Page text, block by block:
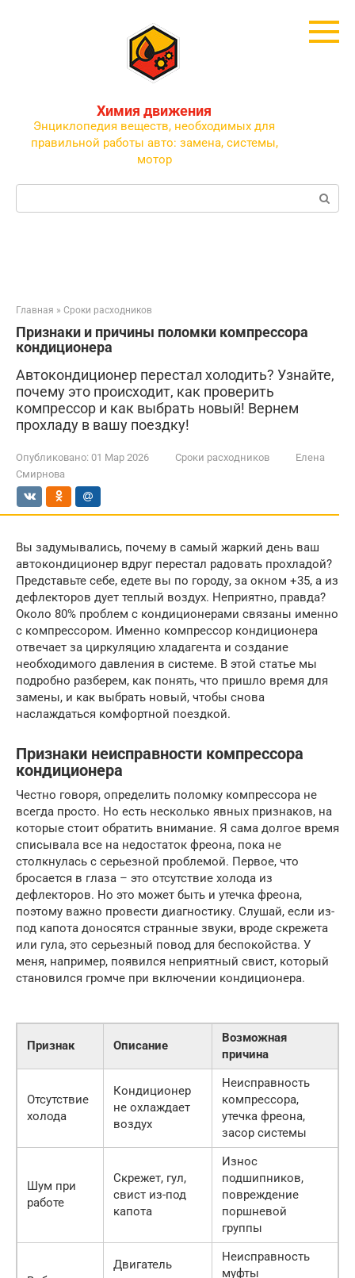
Химия движения
Энциклопедия веществ, необходимых для
правильной работы авто: замена, системы,
мотор
Поиск:
Главная » Сроки расходников
Признаки и причины поломки компрессора
кондиционера
Автокондиционер перестал холодить? Узнайте,
почему это происходит, как проверить
компрессор и как выбрать новый! Вернем
прохладу в вашу поездку!
Опубликовано: 01 Мар 2026 Сроки расходников
Елена
Смирнова
Вы задумывались, почему в самый жаркий день ваш
автокондиционер вдруг перестал радовать прохладой?
Представьте себе, едете вы по городу, за окном +35, а из
дефлекторов дует теплый воздух. Неприятно, правда?
Около 80% проблем с кондиционерами связаны именно
с компрессором. Именно компрессор кондиционера
отвечает за циркуляцию хладагента и создание
необходимого давления в системе. В этой статье мы
подробно разберем, как понять, что пришло время для
замены, и как выбрать новый, чтобы снова
наслаждаться комфортной поездкой.
Признаки неисправности компрессора
кондиционера
Честно говоря, определить поломку компрессора не
всегда просто. Но есть несколько явных признаков, на
которые стоит обратить внимание. Я сама долгое время
списывала все на недостаток фреона, пока не
столкнулась с серьезной проблемой. Первое, что
бросается в глаза – это отсутствие холода из
дефлекторов. Но это может быть и утечка фреона,
поэтому важно провести диагностику. Слушай, если из-
под капота доносятся странные звуки, вроде скрежета
или гула, это серьезный повод для беспокойства. У
меня, например, появился неприятный свист, который
становился громче при включении кондиционера.
Признак Описание
Возможная
причина
Отсутствие
холода
Кондиционер
не охлаждает
воздух
Неисправность
компрессора,
утечка фреона,
засор системы
Шум при
работе
Скрежет, гул,
свист из-под
капота
Износ
подшипников,
повреждение
поршневой
группы
Двигатель
Неисправность
муфты